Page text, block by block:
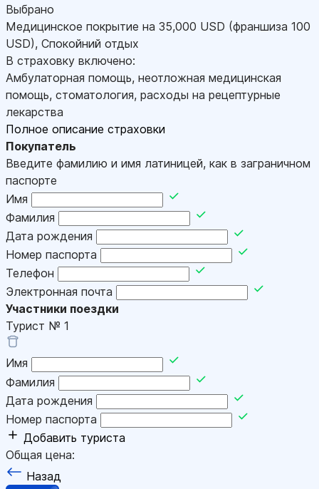
Выбрано
Медицинское покрытие на 35,000 USD (франшиза 100
USD), Спокойний отдых
В страховку включено:
Амбулаторная помощь, неотложная медицинская
помощь, стоматология, расходы на рецептурные
лекарства
Полное описание страховки
Покупатель
Введите фамилию и имя латиницей, как в заграничном
паспорте
Имя
Фамилия
Дата рождения
Номер паспорта
Телефон
Электронная почта
Участники поездки
Турист № 1
Имя
Фамилия
Дата рождения
Номер паспорта
Добавить туриста
Общая цена:
Назад